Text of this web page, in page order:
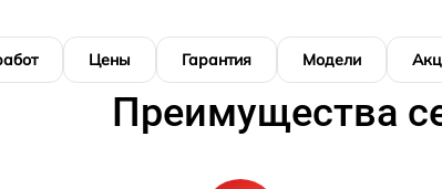
Цены Гарантия Модели
Преимущества